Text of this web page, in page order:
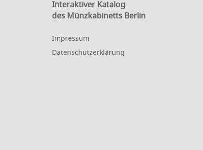
Interaktiver Katalog
des Münzkabinetts Berlin
Impressum
Datenschutzerklärung